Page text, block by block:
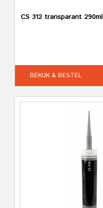
CS 312 transparant 290ml
BEKIJK & BESTEL